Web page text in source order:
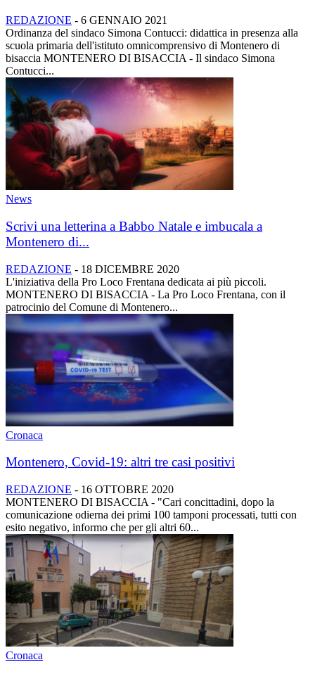
REDAZIONE - 6 GENNAIO 2021
Ordinanza del sindaco Simona Contucci: didattica in presenza alla
scuola primaria dell'istituto omnicomprensivo di Montenero di
bisaccia MONTENERO DI BISACCIA - Il sindaco Simona
Contucci...
News
Scrivi una letterina a Babbo Natale e imbucala a
Montenero di...
REDAZIONE - 18 DICEMBRE 2020
L'iniziativa della Pro Loco Frentana dedicata ai più piccoli.
MONTENERO DI BISACCIA - La Pro Loco Frentana, con il
patrocinio del Comune di Montenero...
Cronaca
Montenero, Covid-19: altri tre casi positivi
REDAZIONE - 16 OTTOBRE 2020
MONTENERO DI BISACCIA - "Cari concittadini, dopo la
comunicazione odierna dei primi 100 tamponi processati, tutti con
esito negativo, informo che per gli altri 60...
Cronaca